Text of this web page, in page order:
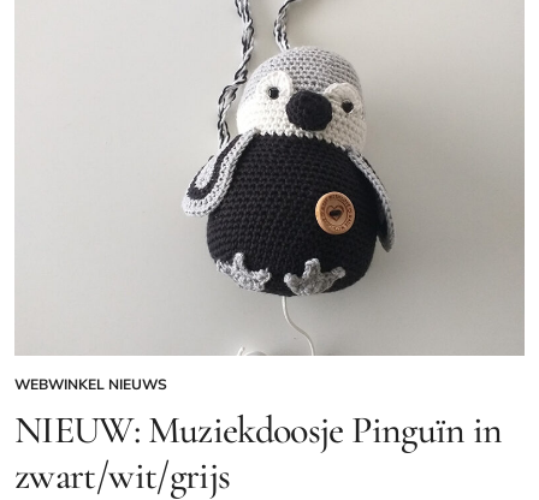
GEPLAATST
IN
WEBWINKEL NIEUWS
NIEUW: Muziekdoosje Pinguïn in
zwart/wit/grijs